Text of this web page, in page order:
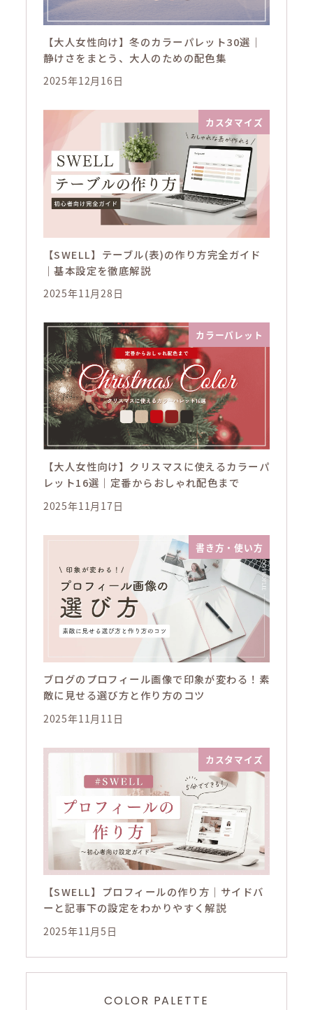
【大人女性向け】冬のカラーパレット30選｜
静けさをまとう、大人のための配色集
2025年12月16日
カスタマイズ
【SWELL】テーブル(表)の作り方完全ガイド
｜基本設定を徹底解説
2025年11月28日
カラーパレット
【大人女性向け】クリスマスに使えるカラーパ
レット16選｜定番からおしゃれ配色まで
2025年11月17日
書き方・使い方
ブログのプロフィール画像で印象が変わる！素
敵に見せる選び方と作り方のコツ
2025年11月11日
カスタマイズ
【SWELL】プロフィールの作り方｜サイドバ
ーと記事下の設定をわかりやすく解説
2025年11月5日
COLOR PALETTE